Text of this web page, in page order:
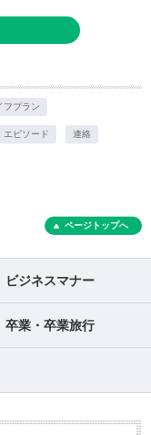
フプラン
エピソード 連絡
ページトップへ
ビジネスマナー
卒業・卒業旅行